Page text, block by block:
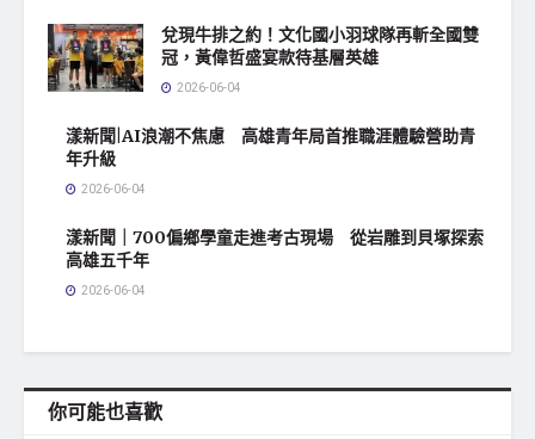
兌現牛排之約！文化國小羽球隊再斬全國雙
冠，黃偉哲盛宴款待基層英雄
2026-06-04
漾新聞|AI浪潮不焦慮 高雄青年局首推職涯體驗營助青
年升級
2026-06-04
漾新聞｜700偏鄉學童走進考古現場 從岩雕到貝塚探索
高雄五千年
2026-06-04
你可能也喜歡